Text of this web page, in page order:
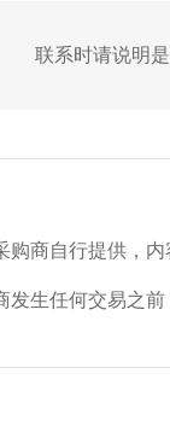
联系时请说明
购商自行提供，
发生任何交易之